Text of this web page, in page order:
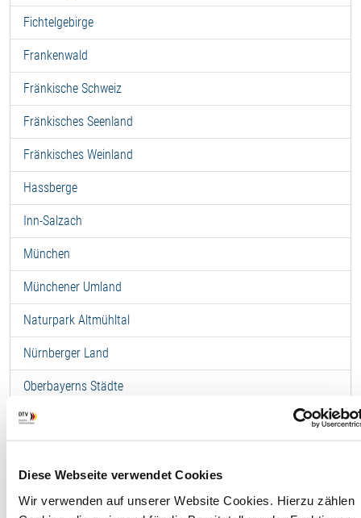
Diese Webseite verwendet Cookies
Wir verwenden auf unserer Website Cookies. Hierzu zählen
Fichtelgebirge
Frankenwald
Fränkische Schweiz
Fränkisches Seenland
Fränkisches Weinland
Hassberge
Inn-Salzach
München
Münchener Umland
Naturpark Altmühltal
Nürnberger Land
Oberbayerns Städte
Oberes Maintal-Coburger Land